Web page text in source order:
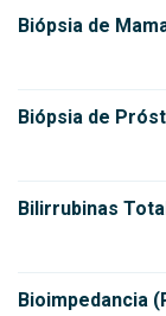
Biópsia de
Biópsia de
Bilirrubinas
Bioimpedancia